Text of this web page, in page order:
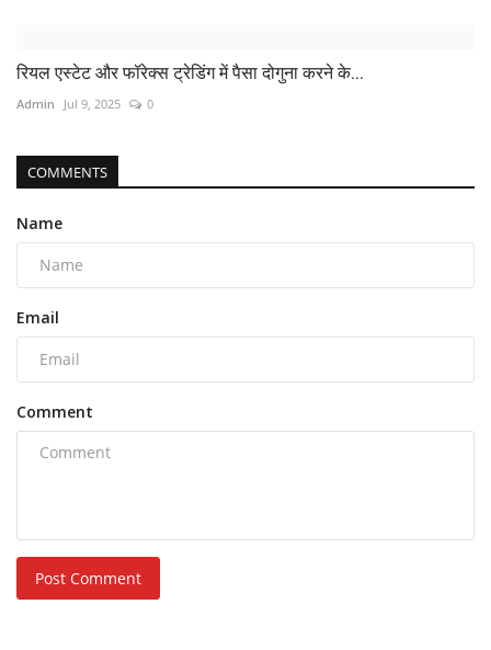
रियल एस्टेट और फॉरेक्स ट्रेडिंग में पैसा दोगुना करने के...
Admin Jul 9, 2025 0
COMMENTS
Name
Email
Comment
Post Comment